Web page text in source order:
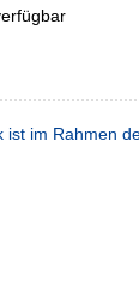
ist im Rahmen